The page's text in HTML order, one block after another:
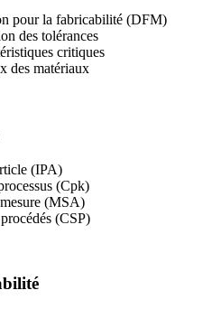
pour la fabricabilité (DFM)
des tolérances
critiques
des matériaux
(IPA)
(Cpk)
(MSA)
(CSP)